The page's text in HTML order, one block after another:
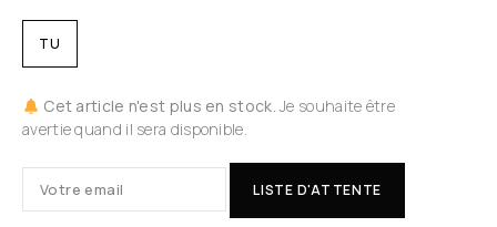
TU
Cet article n'est plus en stock. Je souhaite être
avertie quand il sera disponible.
LISTE D'ATTENTE